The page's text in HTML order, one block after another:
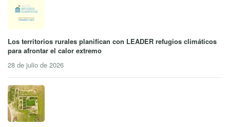
Los territorios rurales planifican con LEADER refugios climáticos
para afrontar el calor extremo
28 de julio de 2026